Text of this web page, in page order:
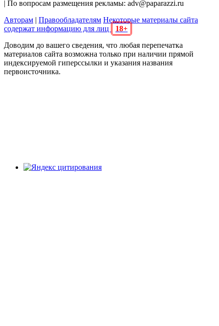
| По вопросам размещения рекламы: adv@paparazzi.ru
Авторам | Правообладателям Некоторые материалы сайта
содержат информацию для лиц
18+
Доводим до вашего сведения, что любая перепечатка
материалов сайта возможна только при наличии прямой
индексируемой гиперссылки и указания названия
первоисточника.